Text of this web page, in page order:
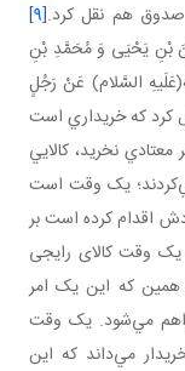
صدوق هم نقل کرد.[9]
بْنِ يَحْيَی وَ مُحَمَّدِ بْنِ
السَّلام) عَنْ رَجُلٍ
کرد که خريداري است
نخريد، کالايي
يک وقت است
اقدام کرده است بر
يک وقت کالای رايجی
همين که اين يک امر
مي‌شود. يک وقت
مي‌داند که اين